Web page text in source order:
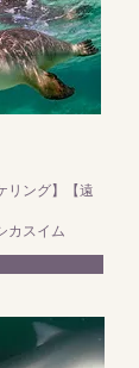
リング】【遠
カスイム